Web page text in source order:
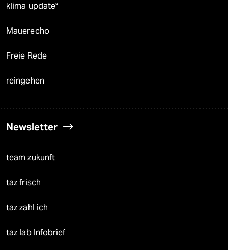
klima update°
Mauerecho
Freie Rede
reingehen
Newsletter
team zukunft
taz frisch
taz zahl ich
taz lab Infobrief